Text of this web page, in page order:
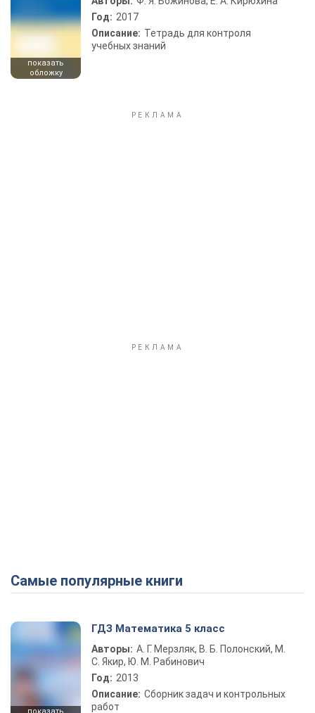
показать
обложку
Год: 2017
Описание: Тетрадь для контроля
учебных знаний
Самые популярные книги
ГДЗ Математика 5 класс
Авторы: А. Г. Мерзляк, В. Б. Полонский, М.
С. Якир, Ю. М. Рабинович
Год: 2013
Описание: Сборник задач и контрольных
работ